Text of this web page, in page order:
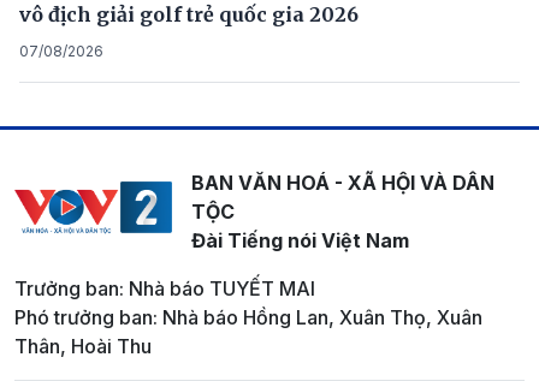
vô địch giải golf trẻ quốc gia 2026
07/08/2026
BAN VĂN HOÁ - XÃ HỘI VÀ DÂN
TỘC
Đài Tiếng nói Việt Nam
Trưởng ban: Nhà báo TUYẾT MAI
Phó trưởng ban: Nhà báo Hồng Lan, Xuân Thọ, Xuân
Thân, Hoài Thu